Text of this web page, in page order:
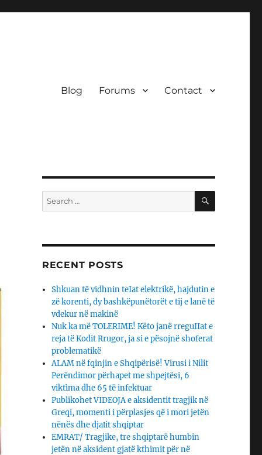
Blog Forums Contact
Search
for:
SEARCH
RECENT POSTS
Shkuan të vidhnin teIat elektrikë, hajdutin e
zë korenti, dy bashkëpunëtorët e tij e lanë të
vdekur në makinë
Nuk ka më TOLERIME! Këto janë rreguIIat e
reja të Kodit Rrugor, ja si e pësojnë shoferat
problematikë
ALAM në fqinjin e Shqipërisë! Virusi i Nilit
Perëndimor përhapet me shpejtësi, 6
viktìma dhe 65 të infektuar
Publikohet VIDEOJA e aksidentit tragjik në
Greqi, momenti i përplasjes që i mori jetën
nënës dhe djaΙit shqiptar
EMRAT/ Tragjike, tre shqiptarë humbin
jetën në aksident gjatë kthimit për në